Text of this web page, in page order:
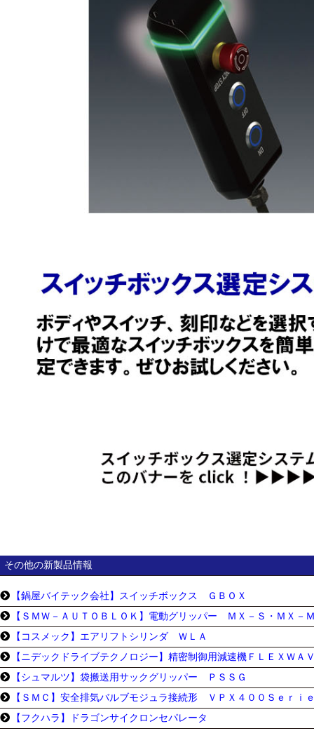
その他の新製品情報
【鍋屋バイテック会社】スイッチボックス ＧＢＯＸ
【ＳＭＷ－ＡＵＴＯＢＬＯＫ】電動グリッパー ＭＸ－Ｓ・ＭＸ－
【コスメック】エアリフトシリンダ ＷＬＡ
【ニデックドライブテクノロジー】精密制御用減速機ＦＬＥＸＷ
【シュマルツ】袋搬送用サックグリッパー ＰＳＳＧ
【ＳＭＣ】安全排気バルブモジュラ接続形 ＶＰＸ４００Ｓｅｒｉ
【フクハラ】ドラゴンサイクロンセパレータ